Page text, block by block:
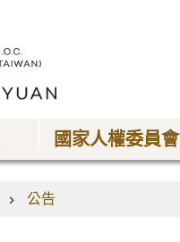
國家人權委員會
公告